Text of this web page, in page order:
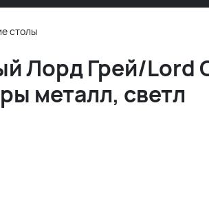
столы
Лорд Грей/Lord
металл, светл